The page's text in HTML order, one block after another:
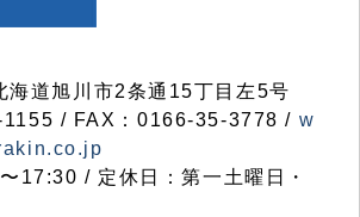
道旭川市2条通15丁目左5号
/ FAX：0166-35-3778 / w
17:30 / 定休日：第一土曜日・